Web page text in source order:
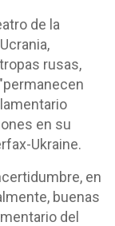
de la
rusas,
en su
Ukraine.
en
buenas
del